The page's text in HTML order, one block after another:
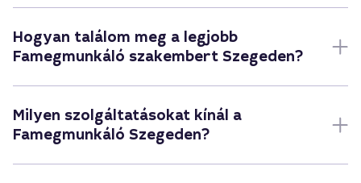
Hogyan találom meg a legjobb
Famegmunkáló szakembert Szegeden?
Milyen szolgáltatásokat kínál a
Famegmunkáló Szegeden?